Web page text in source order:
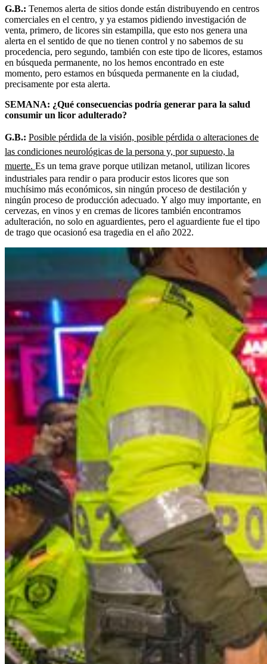
G.B.: Tenemos alerta de sitios donde están distribuyendo en centros
comerciales en el centro, y ya estamos pidiendo investigación de
venta, primero, de licores sin estampilla, que esto nos genera una
alerta en el sentido de que no tienen control y no sabemos de su
procedencia, pero segundo, también con este tipo de licores, estamos
en búsqueda permanente, no los hemos encontrado en este
momento, pero estamos en búsqueda permanente en la ciudad,
precisamente por esta alerta.
SEMANA: ¿Qué consecuencias podría generar para la salud
consumir un licor adulterado?
G.B.: Posible pérdida de la visión, posible pérdida o alteraciones de
las condiciones neurológicas de la persona y, por supuesto, la
muerte. Es un tema grave porque utilizan metanol, utilizan licores
industriales para rendir o para producir estos licores que son
muchísimo más económicos, sin ningún proceso de destilación y
ningún proceso de producción adecuado. Y algo muy importante, en
cervezas, en vinos y en cremas de licores también encontramos
adulteración, no solo en aguardientes, pero el aguardiente fue el tipo
de trago que ocasionó esa tragedia en el año 2022.